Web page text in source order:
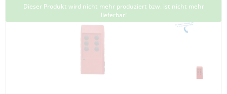
Dieser Produkt wird nicht mehr produziert bzw. ist nicht mehr
lieferbar!